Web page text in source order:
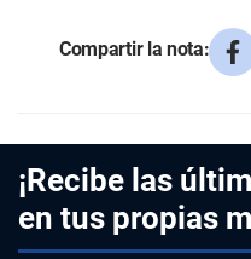
Compartir la nota:
¡Recibe las
en tus propias